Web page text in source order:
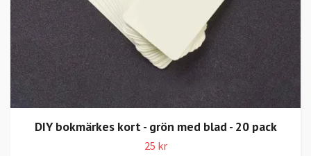
DIY bokmärkes kort - grön med blad - 20 pack
25 kr